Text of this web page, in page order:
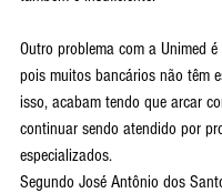
Outro problema com a Unimed
pois muitos bancários não têm
isso, acabam tendo que arcar
continuar sendo atendido por
especializados.
Segundo José Antônio dos